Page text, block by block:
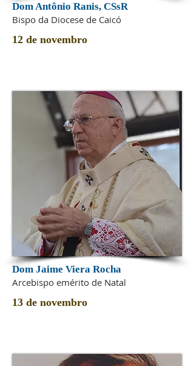
Dom Antônio Ranis, CSsR
Bispo da Diocese de Caicó
12 de novembro
Dom Jaime Viera Rocha
Arcebispo emérito de Natal
13 de novembro